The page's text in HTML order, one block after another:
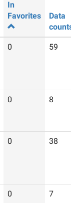
In
Favorites
Data
0 59
0 8
0 38
0 7